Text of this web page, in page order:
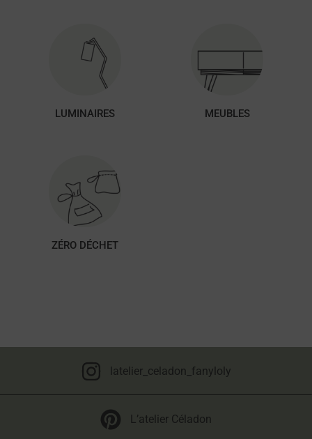
LUMINAIRES MEUBLES
ZÉRO DÉCHET
latelier_celadon_fanyloly
L’atelier Céladon